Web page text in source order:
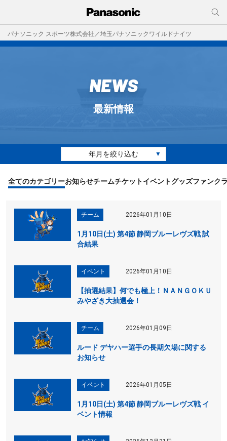
パナソニック スポーツ株式会社／埼玉パナソニックワイルドナイツ
NEWS
最新情報
年月を絞り込む ▼
全てのカテゴリーお知らせチームチケットイベントグッズファンク
チーム 2026年01月10日
1月10日(土) 第4節 静岡ブルーレヴズ戦 試
合結果
イベント 2026年01月10日
【抽選結果】何でも極上！ＮＡＮＧＯＫＵ
みやざき大抽選会！
チーム 2026年01月09日
ルード デヤハー選手の長期欠場に関する
お知らせ
イベント 2026年01月05日
1月10日(土) 第4節 静岡ブルーレヴズ戦 イ
ベント情報